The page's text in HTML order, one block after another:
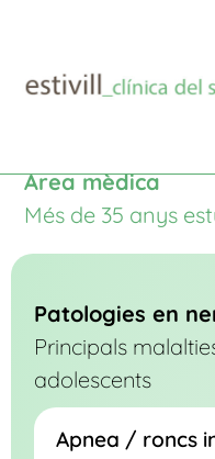
Àrea mèdica
Més de 35 anys
Patologies en
Principals
adolescents
Apnea / roncs